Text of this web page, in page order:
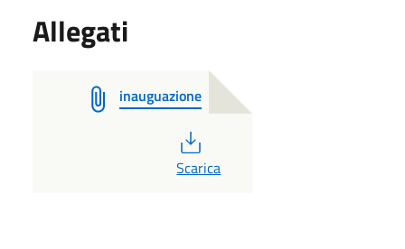
Allegati
inauguazione
PDF
Scarica